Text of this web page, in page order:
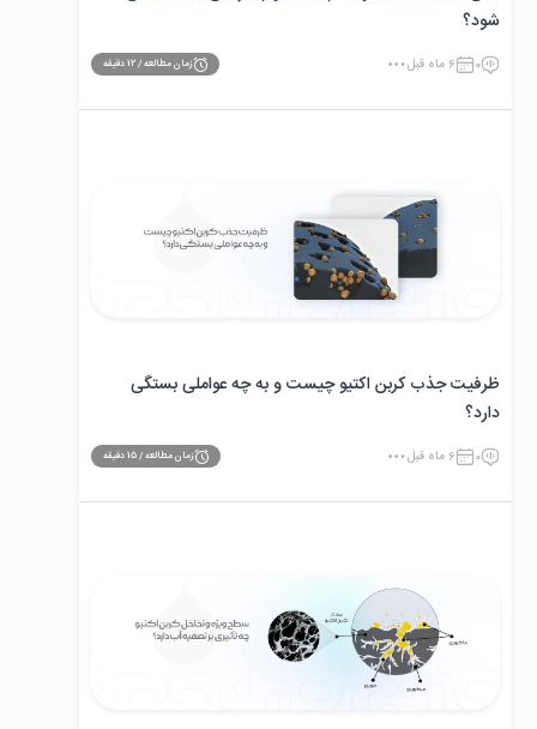
‌شود؟
0 6 ماه قبل زمان مطالعه /12دقیقه
ظرفیت جذب کربن اکتیو چیست و به چه عواملی بستگی
دارد؟
0 6 ماه قبل زمان مطالعه /15دقیقه